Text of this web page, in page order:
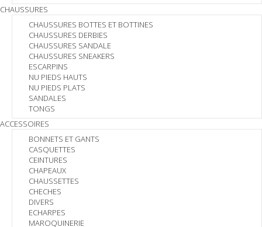
CHAUSSURES
CHAUSSURES BOTTES ET BOTTINES
CHAUSSURES DERBIES
CHAUSSURES SANDALE
CHAUSSURES SNEAKERS
ESCARPINS
NU PIEDS HAUTS
NU PIEDS PLATS
SANDALES
TONGS
ACCESSOIRES
BONNETS ET GANTS
CASQUETTES
CEINTURES
CHAPEAUX
CHAUSSETTES
CHECHES
DIVERS
ECHARPES
MAROQUINERIE